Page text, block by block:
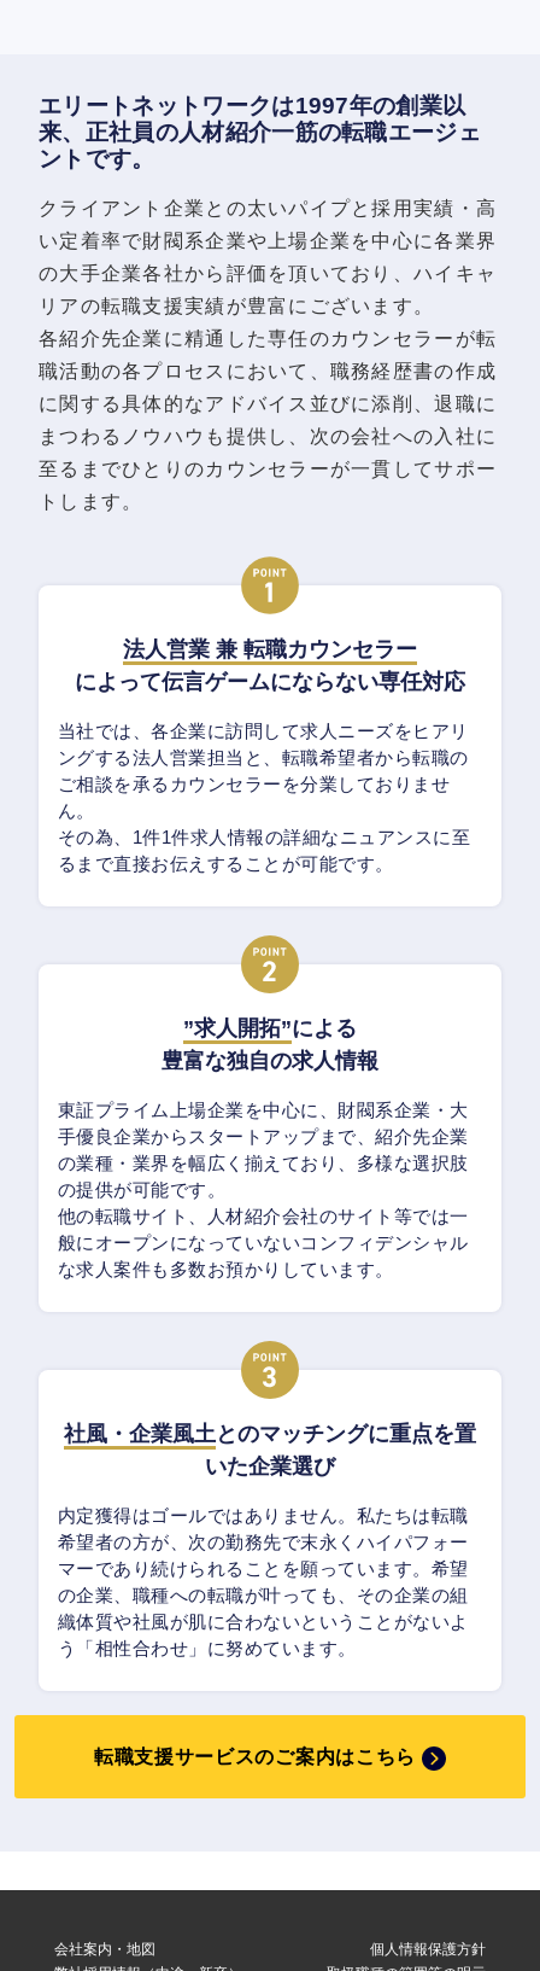
エリートネットワークは1997年の創業以
来、正社員の人材紹介一筋の転職エージェ
ントです。
クライアント企業との太いパイプと採用実績・高
い定着率で財閥系企業や上場企業を中心に各業界
の大手企業各社から評価を頂いており、ハイキャ
リアの転職支援実績が豊富にございます。
各紹介先企業に精通した専任のカウンセラーが転
職活動の各プロセスにおいて、職務経歴書の作成
に関する具体的なアドバイス並びに添削、退職に
まつわるノウハウも提供し、次の会社への入社に
至るまでひとりのカウンセラーが一貫してサポー
トします。
法人営業 兼 転職カウンセラー
によって伝言ゲームにならない専任対応
当社では、各企業に訪問して求人ニーズをヒアリ
ングする法人営業担当と、転職希望者から転職の
ご相談を承るカウンセラーを分業しておりませ
ん。
その為、1件1件求人情報の詳細なニュアンスに至
るまで直接お伝えすることが可能です。
”求人開拓”による
豊富な独自の求人情報
東証プライム上場企業を中心に、財閥系企業・大
手優良企業からスタートアップまで、紹介先企業
の業種・業界を幅広く揃えており、多様な選択肢
の提供が可能です。
他の転職サイト、人材紹介会社のサイト等では一
般にオープンになっていないコンフィデンシャル
な求人案件も多数お預かりしています。
社風・企業風土とのマッチングに重点を置
いた企業選び
内定獲得はゴールではありません。私たちは転職
希望者の方が、次の勤務先で末永くハイパフォー
マーであり続けられることを願っています。希望
の企業、職種への転職が叶っても、その企業の組
織体質や社風が肌に合わないということがないよ
う「相性合わせ」に努めています。
転職支援サービスのご案内はこちら
会社案内・地図
個人情報保護方針